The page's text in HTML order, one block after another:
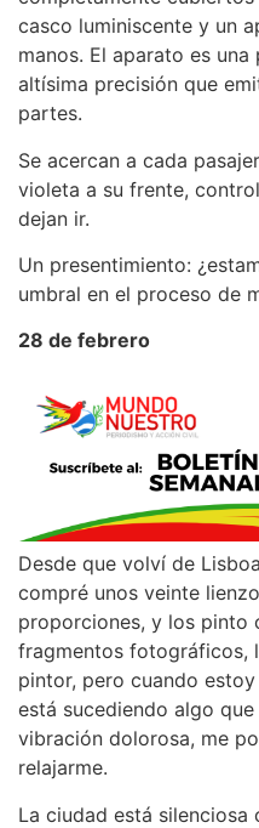
casco luminiscente y un
manos. El aparato es
altísima precisión que
partes.
Se acercan a cada
violeta a su frente,
dejan ir.
Un presentimiento:
umbral en el proceso de
28 de febrero
Desde que volví de
compré unos veinte
proporciones, y los pinto
fragmentos fotográficos,
pintor, pero cuando
está sucediendo algo
vibración dolorosa, me
relajarme.
La ciudad está silenciosa